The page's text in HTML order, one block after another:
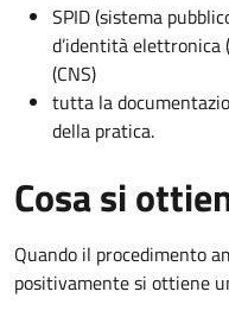
SPID (sistema
d’identità elettronica
(CNS)
tutta la
della pratica.
Cosa si
Quando il procedimento
positivamente si ottiene